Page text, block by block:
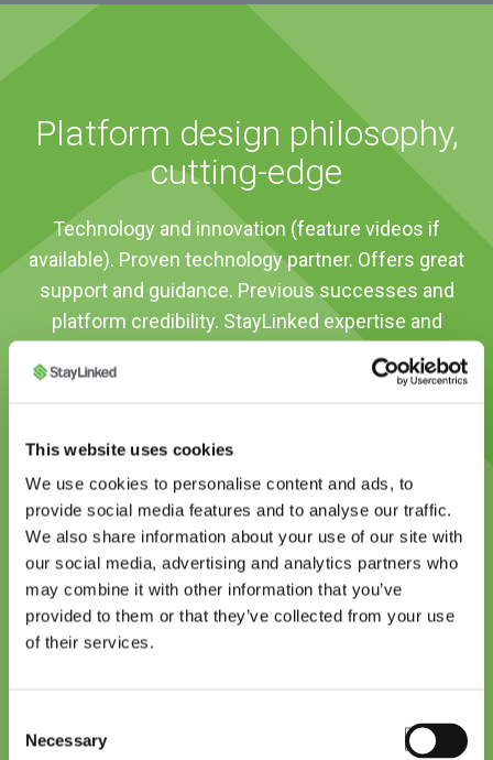
This website uses cookies
We use cookies to personalise content and ads, to
provide social media features and to analyse our traffic.
We also share information about your use of our site with
our social media, advertising and analytics partners who
may combine it with other information that you’ve
provided to them or that they’ve collected from your use
of their services.
Selection
Necessary
Platform design philosophy,
cutting-edge
Technology and innovation (feature videos if
available). Proven technology partner. Offers great
support and guidance. Previous successes and
platform credibility. StayLinked expertise and
Estamos entusiasmados por trabalhar com